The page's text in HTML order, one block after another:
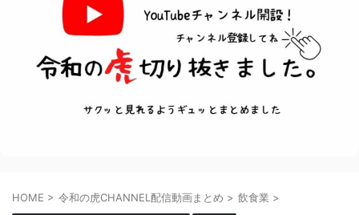
HOME > 令和の虎CHANNEL配信動画まとめ > 飲食業 >